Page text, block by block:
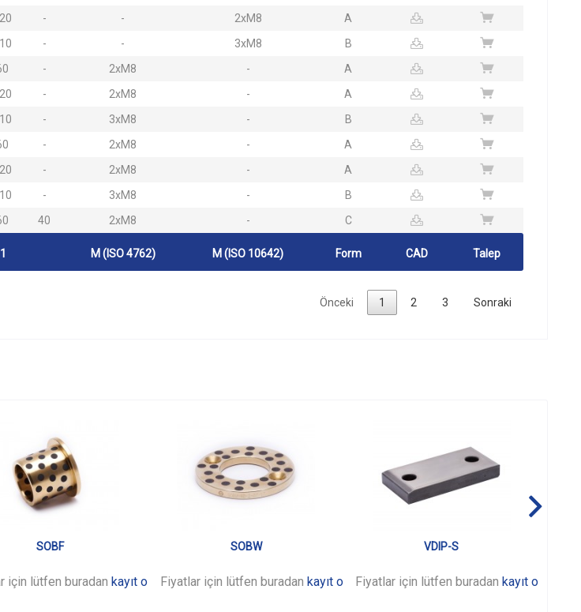
- - 2xM8
A
- - 3xM8
B
- 2xM8 -
A
- 2xM8 -
A
- 3xM8 -
B
- 2xM8 -
A
- 2xM8 -
A
- 3xM8 -
B
40 2xM8 - C
l1 M (ISO 4762) M (ISO 10642) Form CAD Talep
Önceki 1 2 3 Sonraki
SOBF
için lütfen buradankayıt olunuz.
SOBW
Fiyatlar için lütfen buradan kayıt olunuz.
VDIP-S
Fiyatlar için lütfen buradankayıt olunuz